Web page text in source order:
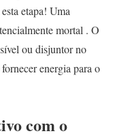
etapa! Uma
mortal . O
ou disjuntor no
energia para o
com o